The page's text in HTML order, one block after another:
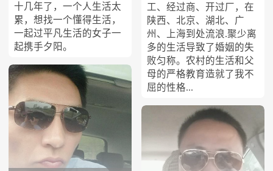
十几年了，一个人生活太
累，想找一个懂得生活，
一起过平凡生活的女子一
起携手夕阳。
工、经过商、开过厂，在
陕西、北京、湖北、广
州、上海到处流浪.聚少离
多的生活导致了婚姻的失
败匀称。农村的生活和父
母的严格教育造就了我不
屈的性格...